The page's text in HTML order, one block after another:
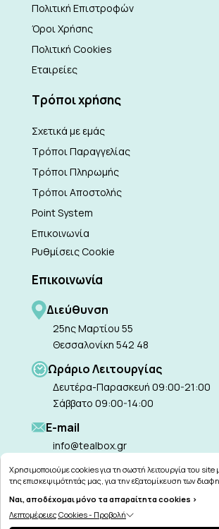
Πολιτική Επιστροφών
Όροι Χρήσης
Πολιτική Cookies
Εταιρείες
Τρόποι χρήσης
Σχετικά με εμάς
Τρόποι Παραγγελίας
Τρόποι Πληρωμής
Τρόποι Αποστολής
Point System
Επικοινωνία
Ρυθμίσεις Cookie
Επικοινωνία
Διεύθυνση
25ης Μαρτίου 55
Θεσσαλονίκη 542 48
Ωράριο Λειτουργίας
Δευτέρα-Παρασκευή 09:00-21:00
Σάββατο 09:00-14:00
Ε-mail
info@tealbox.gr
Copyright © 2026
Χρησιμοποιούμε cookies για τη σωστή λειτουργία του site
της επισκεψιμότητάς μας, για την εξατομίκευση των
μας εύκολα! Μπορείς να δεις τη πολιτική μας για τα cookies
Ναι, αποδέχομαι μόνο τα απαραίτητα cookies >
Λεπτομέρειες Cookies - Προβολή